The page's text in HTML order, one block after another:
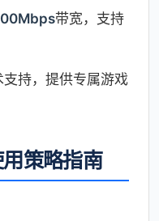
带宽，支持
持，提供专属游戏
策略指南